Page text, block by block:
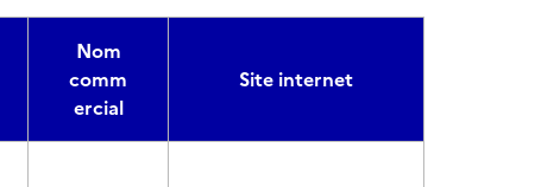
Nom
comm
ercial
Site internet